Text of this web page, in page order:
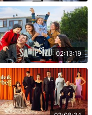
02:13:19